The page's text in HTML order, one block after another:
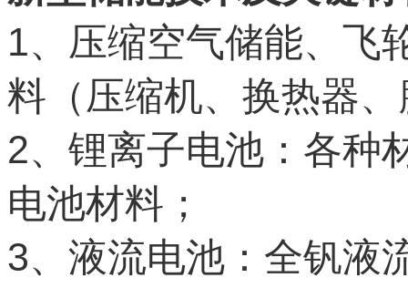
1、压缩空气储能、飞
料（压缩机、换热器
2、锂离子电池：各种
电池材料；
3、液流电池：全钒液